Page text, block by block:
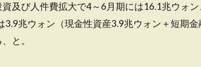
及び人件費拡大で4～6月期には16.1兆ウォ
3.9兆ウォン（現金性資産3.9兆ウォン＋短期
と。